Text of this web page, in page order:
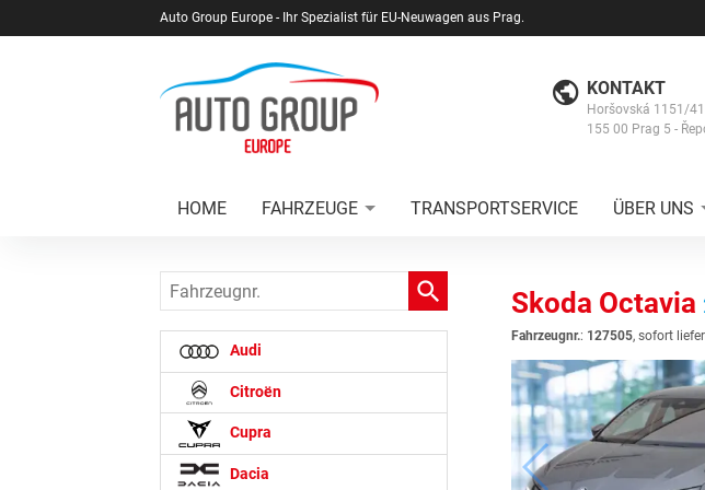
Auto Group Europe - Ihr Spezialist für EU-Neuwagen aus Prag.
KONTAKT
Horšovská 1151/41
155 00 Prag 5 -
HOME FAHRZEUGE TRANSPORTSERVICE ÜBER UNS
Skoda Octavia
Fahrzeugnr.: 127505, sofort
Fahrzeugnr.
Audi
Citroën
Cupra
Dacia